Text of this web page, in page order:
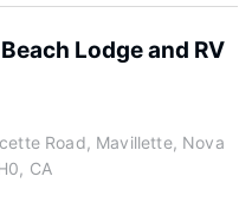
Lodge and RV
Road, Mavillette, Nova
CA